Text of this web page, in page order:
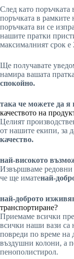
След като поръчката
поръчката в рамките
поръчката ви се
нашите пратки
максималният срок
Ще получавате
намира вашата пратка
спокойно.
така че можете да я
качеството на
Целият
от нашите екипи, за
качество.
най-високото
Извършваме редовни
че ще иматенай-
най-доброто
транспортиране?
Приемаме всички
всички наши вази са
повреди по време на
въздушни колони, а
пенополистирол.